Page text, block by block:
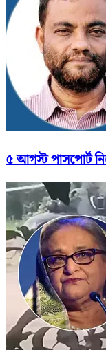
৫ আগস্ট পাসপোর্ট